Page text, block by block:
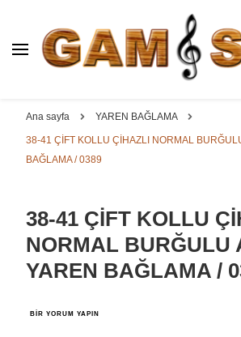
BAĞLAMA
YAPRAK ||
ÖZEL BAĞLAMA
Padok, Kompozit, Mat, Divan,
Oyma ve yaprak sazlar, özel
Ana sayfa YAREN BAĞLAMA
38-41 ÇİFT KOLLU ÇİHAZLI NORMAL
BAĞLAMA / 0389
38-41 ÇİFT KOLLU
NORMAL BURĞULU
YAREN BAĞLAMA /
38-
BIR YORUM YAPIN